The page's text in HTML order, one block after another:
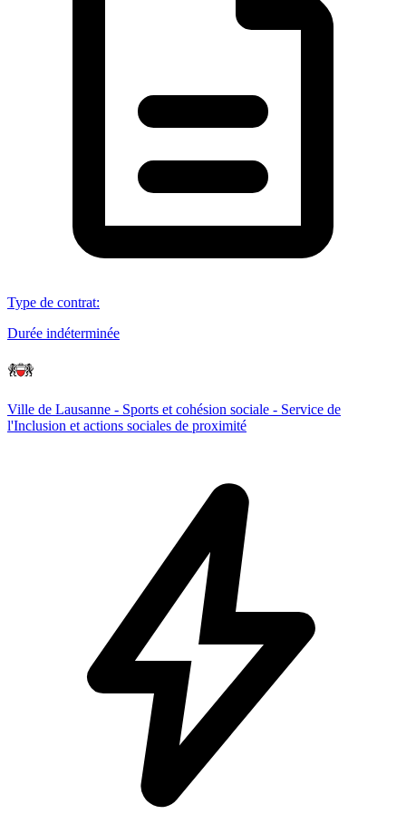
Type de contrat:
Durée indéterminée
Ville de Lausanne - Sports et cohésion sociale - Service de
l'Inclusion et actions sociales de proximité